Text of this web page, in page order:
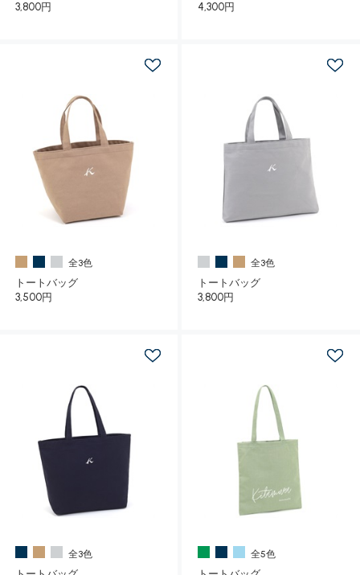
3,800円 4,300円
全3色
トートバッグ
3,500円
全3色
トートバッグ
3,800円
全3色 全5色